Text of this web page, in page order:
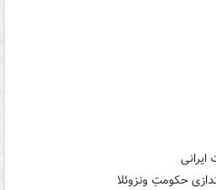
حکومتِ ونزوئلا